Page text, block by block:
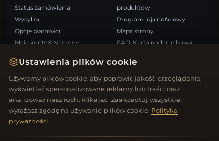
Ustawienia plików cookie
Używamy plików cookie, aby poprawić jakość przeglądania,
wyświetlać spersonalizowane reklamy lub treści oraz
analizować nasz ruch. Klikając "Zaakceptuj wszystkie",
wyrażasz zgodę na używanie plików cookie. Polityka
prywatności
Status zamówienia
Wysyłka
Opcje płatności
Moje konto& Nagrody
produktów
Program lojalnościowy
Mapa strony
FAQ: Karta podarunkowa
Wypisz się z newslettera
SZYBKIE LINKI
Nowe produkty
Oferty specjalne
ŚLEDŹ NAS